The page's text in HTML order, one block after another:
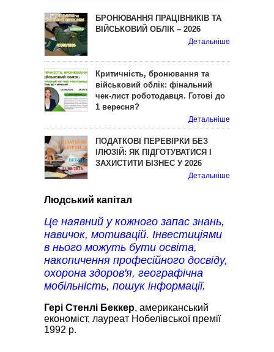
БРОНЮВАННЯ ПРАЦІВНИКІВ ТА
ВІЙСЬКОВИЙ ОБЛІК – 2026
Детальніше
Критичність, бронювання та
військовий облік: фінальний
чек-лист роботодавця. Готові до
1 вересня?
Детальніше
ПОДАТКОВІ ПЕРЕВІРКИ БЕЗ
ІЛЮЗІЙ: ЯК ПІДГОТУВАТИСЯ І
ЗАХИСТИТИ БІЗНЕС У 2026
Детальніше
Людський капітал
Це наявний у кожного запас знань,
навичок, мотивацій. Інвестиціями
в нього можуть бути освіта,
накопичення професійного досвіду,
охорона здоров'я, географічна
мобільність, пошук інформації.
Гері Стенлі Беккер, американський
економіст, лауреат Нобелівської премії
1992 р.